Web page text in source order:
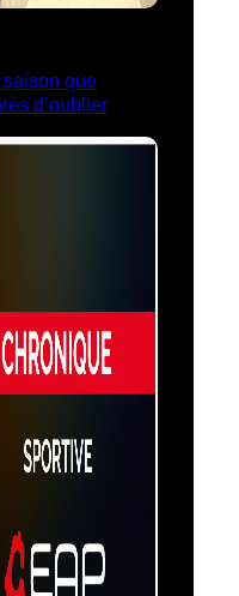
saison que
d’oublier